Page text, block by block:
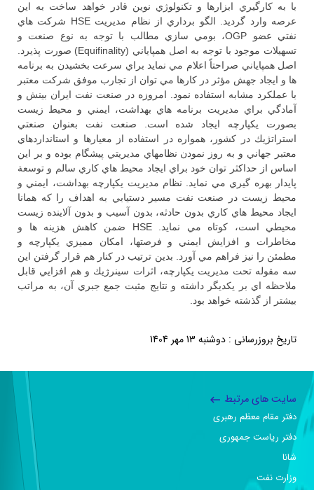
با به كارگيري ابزارها و تكنولوژي نوين قادر خواهد ساخت به اين
عرصه وارد گرديد. الگو برداري از نظام مديريت HSE شركت هاي
نفتي عضو OGP، بومي سازي مطالب با توجه به نوع صنعت و
تسهيلات موجود با توجه به اصل همپاياني (Equifinality) صورت پذيرد.
اصل همپاياني صراحتاً اعلام مي نمايد براي سرعت بخشيدن به برنامه
ها و ايجاد جهش مؤثر در كارها مي توان از تجارب موفق شركت معتبر
با عملكرد مشابه استفاده نمود. امروزه در صنعت نفت ايران بينش و
آمادگي براي مديريت برنامه هاي بهداشت، ايمني و محيط زيست
بصورت يكپارچه ايجاد شده است. صنعت نفت بعنوان صنعتي
استراتژيك در كشور، همواره در استفاده از معيارها و استانداردهاي
معتبر جهاني و به روز نمودن نظامهاي مديريتي پيشگام بوده و بر اين
اساس از حداكثر توان خود براي ايجاد محيط هاي كاري سالم و توسعة
پايدار بهره گيري مي نمايد. نظام مديريت يكپارچه بهداشت، ايمني و
محيط زيست در صنعت نفت مسير دستيابي به اهداف را كه همانا
ايجاد محيط هاي كاري بدون حادثه، بدون آسيب و بدون آلاينده زيست
محيطي است، كوتاه مي نمايد. HSE ضمن كاهش هزينه ها و
مخاطرات و افزايش ايمني و فرصتها، امكان مميزي يكپارچه و
مطمئن را نيز فراهم مي آورد. بدين ترتيب در كنار هم قرار گرفتن اين
سه مقوله تحت مديريت يكپارچه، اثرات سينرژيك و هم افزايي قابل
ملاحظه اي بر يكديگر داشته و نتايج مثبت جمع جبري آن، به مراتب
بيشتر از گذشته خواهد بود.
تاریخ بروزرسانی : دوشنبه 13 مهر 1404
سایت های مرتبط
دفتر مقام معظم رهبری
دفتر ریاست جمهوری
شانا
وزارت نفت